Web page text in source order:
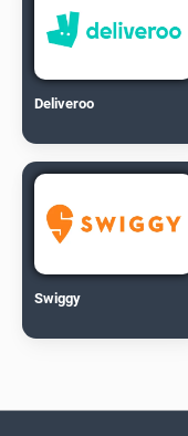
Deliveroo
Swiggy